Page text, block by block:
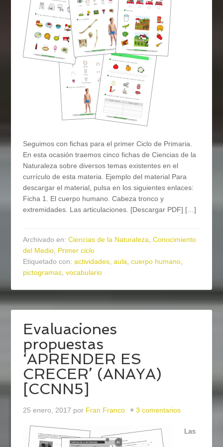
Seguimos con fichas para el primer Ciclo de Primaria.
En esta ocasión traemos cinco fichas de Ciencias de la
Naturaleza sobre diversos temas existentes en el
currículo de esta materia. Ejemplo del material Para
descargar el material, pulsa en los siguientes enlaces:
Ficha 1. El cuerpo humano. Cabeza tronco y
extremidades. Las articulaciones. [Descargar PDF] […]
Archivado en:Ciencias de la Naturaleza,Conocimiento
del Medio, Primer ciclo
Etiquetado con:actividades,aula,cuerpo humano,
pictogramas,vocabulario
Evaluaciones
propuestas
‘APRENDER ES
CRECER’ (ANAYA)
[CCNN5]
25 enero, 2017 por Fran Franco 3 comentarios
Las